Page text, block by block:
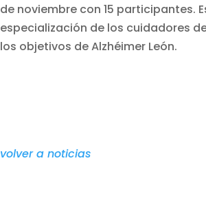
de noviembre con 15 participantes.
especialización de los cuidadores
los objetivos de Alzhéimer León.
volver a noticias